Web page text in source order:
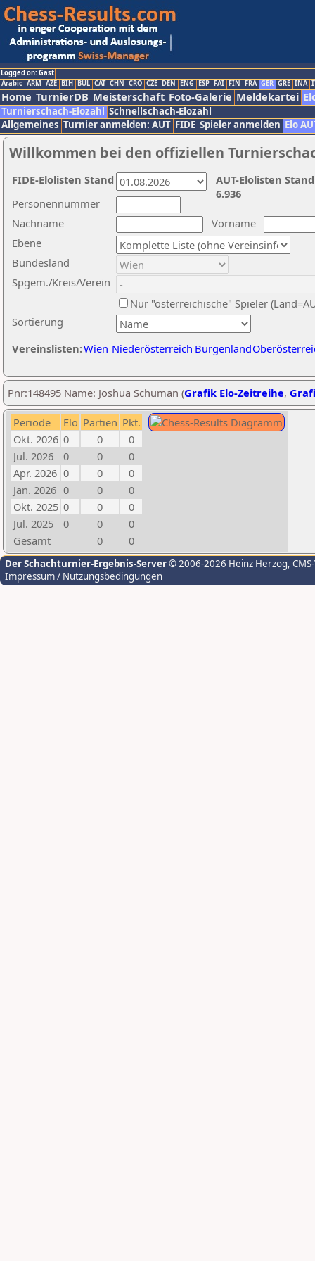
Logged on: Gast
Arabic ARM AZE BIH BUL CAT CHN CRO CZE DEN ENG ESP FAI FIN FRA GER GRE INA
Home TurnierDB Meisterschaft Foto-Galerie Meldekartei
Turnierschach-Elozahl Schnellschach-Elozahl
Allgemeines Turnier anmelden: AUT FIDE Spieler anmelden Elo
Willkommen bei den offiziellen
Nachname
Vorname
Ebene
Sortierung
Personennummer
Bundesland
Spgem./Kreis/Verein
Nur "österreichische" Spieler
Vereinslisten:Wien Niederösterreich Burgenland
AUT-Elolisten
6.936
FIDE-Elolisten Stand
Pnr:148495 Name: Joshua Schuman (Grafik Elo-Zeitreihe,
Periode Elo Partien Pkt.
Okt. 2026 0 0
0
Jul. 2026
0 0
0
Apr. 2026 0 0
0
Jan. 2026 0 0
0
Okt. 2025 0 0
0
Jul. 2025
0 0
0
Gesamt
0 0
Der Schachturnier-Ergebnis-Server© 2006-2026 Heinz Herzog,
Impressum / Nutzungsbedingungen